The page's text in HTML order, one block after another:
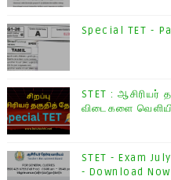
Special TET -
STET : ஆசிரியர்
விடைகளை
STET - Exam
- Download